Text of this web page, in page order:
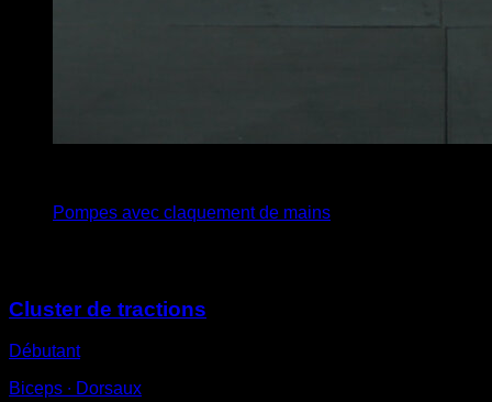
Pompes avec claquement de mains
Cluster de tractions
Débutant
Biceps ∙ Dorsaux